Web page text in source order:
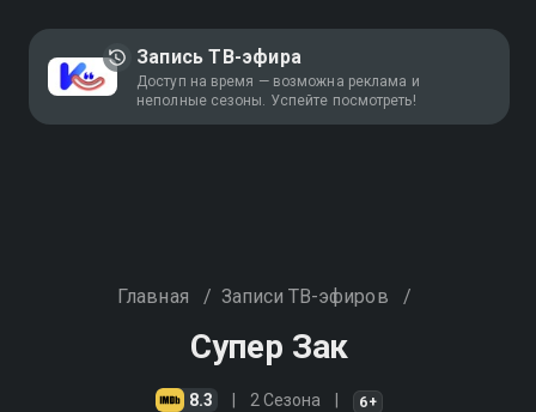
Запись ТВ-эфира
Доступ на время — возможна реклама и
неполные сезоны. Успейте посмотреть!
Главная / Записи ТВ-эфиров /
Супер Зак
8.3 2 Сезона 6+